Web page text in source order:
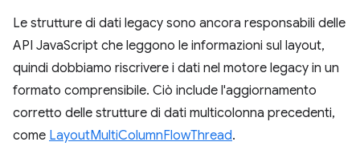
Le strutture di dati legacy sono ancora responsabili delle
API JavaScript che leggono le informazioni sul layout,
quindi dobbiamo riscrivere i dati nel motore legacy in un
formato comprensibile. Ciò include l'aggiornamento
corretto delle strutture di dati multicolonna precedenti,
come LayoutMultiColumnFlowThread.